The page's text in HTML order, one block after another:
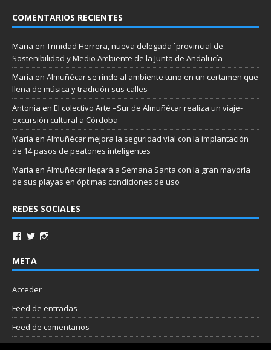
COMENTARIOS RECIENTES
Maria en Trinidad Herrera, nueva delegada `provincial de
Sostenibilidad y Medio Ambiente de la Junta de Andalucía
Maria en Almuñécar se rinde al ambiente tuno en un certamen que
llena de música y tradición sus calles
Antonia en El colectivo Arte –Sur de Almuñécar realiza un viaje-
excursión cultural a Córdoba
Maria en Almuñécar mejora la seguridad vial con la implantación
de 14 pasos de peatones inteligentes
Maria en Almuñécar llegará a Semana Santa con la gran mayoría
de sus playas en óptimas condiciones de uso
REDES SOCIALES
META
Acceder
Feed de entradas
Feed de comentarios
WordPress.org